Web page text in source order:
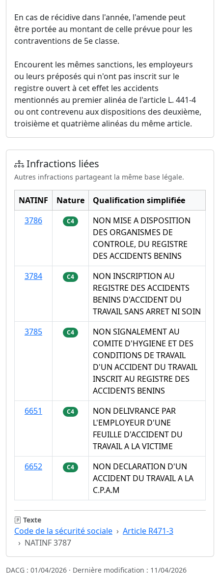
En cas de récidive dans l'année, l'amende peut
être portée au montant de celle prévue pour les
contraventions de 5e classe.
Encourent les mêmes sanctions, les employeurs
ou leurs préposés qui n'ont pas inscrit sur le
registre ouvert à cet effet les accidents
mentionnés au premier alinéa de l'article L. 441-4
ou ont contrevenu aux dispositions des deuxième,
troisième et quatrième alinéas du même article.
Infractions liées
Autres infractions partageant la même base légale.
NATINF Nature
Qualification simplifiée
3786
C4
NON MISE A DISPOSITION
DES ORGANISMES DE
CONTROLE, DU REGISTRE
DES ACCIDENTS BENINS
3784
C4
NON INSCRIPTION AU
REGISTRE DES ACCIDENTS
BENINS D'ACCIDENT DU
TRAVAIL SANS ARRET NI SOIN
3785
C4
NON SIGNALEMENT AU
COMITE D'HYGIENE ET DES
CONDITIONS DE TRAVAIL
D'UN ACCIDENT DU TRAVAIL
INSCRIT AU REGISTRE DES
ACCIDENTS BENINS
6651
C4
NON DELIVRANCE PAR
L'EMPLOYEUR D'UNE
FEUILLE D'ACCIDENT DU
TRAVAIL A LA VICTIME
6652
C4
NON DECLARATION D'UN
ACCIDENT DU TRAVAIL A LA
C.P.A.M
Texte
Code de la sécurité sociale
Article R471-3
NATINF 3787
DACG : 01/04/2026 · Dernière modification : 11/04/2026